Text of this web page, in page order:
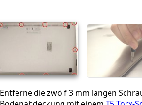
Entferne die zwölf 3 mm langen